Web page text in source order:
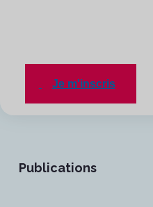
Je m'inscris
Publications